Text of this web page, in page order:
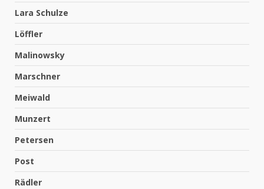
Lara Schulze
Löffler
Malinowsky
Marschner
Meiwald
Munzert
Petersen
Post
Rädler